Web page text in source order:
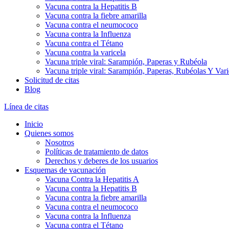
Vacuna contra la Hepatitis B
Vacuna contra la fiebre amarilla
Vacuna contra el neumococo
Vacuna contra la Influenza
Vacuna contra el Tétano
Vacuna contra la varicela
Vacuna triple viral: Sarampión, Paperas y Rubéola
Vacuna triple viral: Sarampión, Paperas, Rubéolas Y
Solicitud de citas
Blog
Línea de citas
Inicio
Quienes somos
Nosotros
Políticas de tratamiento de datos
Derechos y deberes de los usuarios
Esquemas de vacunación
Vacuna Contra la Hepatitis A
Vacuna contra la Hepatitis B
Vacuna contra la fiebre amarilla
Vacuna contra el neumococo
Vacuna contra la Influenza
Vacuna contra el Tétano